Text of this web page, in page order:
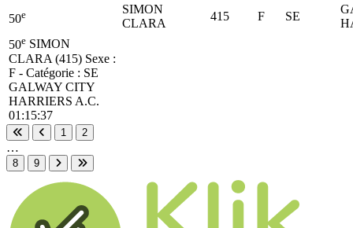
50e
SIMON
CLARA
415 F SE
50e SIMON
CLARA (415) Sexe :
F - Catégorie : SE
GALWAY CITY
HARRIERS A.C.
01:15:37
Première page
Page précédente
1 2
…
8
9
Page suivante
Dernière page